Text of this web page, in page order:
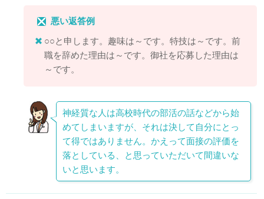
悪い返答例
○○と申します。趣味は～です。特技は～です。前
職を辞めた理由は～です。御社を応募した理由は
～です。
神経質な人は高校時代の部活の話などから始
めてしまいますが、それは決して自分にとっ
て得ではありません。かえって面接の評価を
落としている、と思っていただいて間違いな
いと思います。